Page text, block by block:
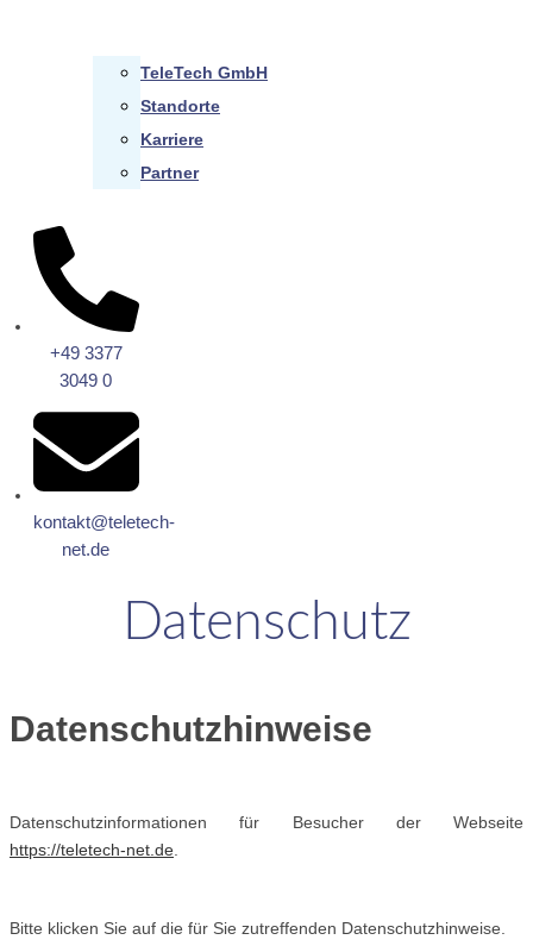
TeleTech GmbH
Standorte
Karriere
Partner
+49 3377
3049 0
kontakt@teletech-
net.de
Datenschutz
Datenschutzhinweise
Datenschutzinformationen für Besucher der Webseite
https://teletech-net.de
Bitte klicken Sie auf die für Sie zutreffenden Datenschutzhinweise.